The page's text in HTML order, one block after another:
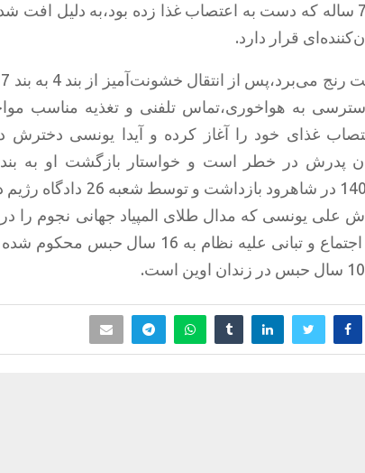
میریوسف یونسی زندانی سیاسی 70 ساله که دست به اعتصاب غذا زده بود،به دلیل
قرار دارد.
به هواخوری،تماس تلفنی و تغذیه مناسب
از 23 اردیبهشت 1404 اعتصاب غذای خود را آغاز کرده و آیدا یونسی
است.میریوسف یونسی در دی‌ماه 1401 در شاهرود
یونسی که مدال طلای المپیاد جهانی نجوم را در
دارد،از سال 1399 به اتهاماتی نظیر اجتماع و تبانی علیه نظام به 16